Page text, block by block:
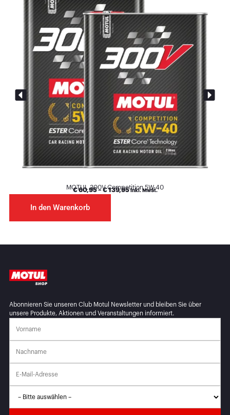
MOTUL 300V Competition 5W-40
€60,95–€139,95 inkl. MwSt.
In den Warenkorb
Abonnieren Sie unseren Club Motul Newsletter und bleiben Sie über
unsere Produkte, Aktionen und Veranstaltungen informiert.